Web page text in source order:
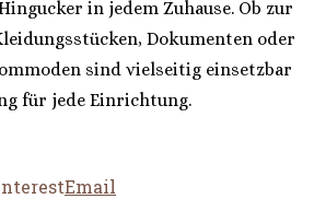
in jedem Zuhause. Ob zur
Dokumenten oder
sind vielseitig einsetzbar
für jede Einrichtung.
Email